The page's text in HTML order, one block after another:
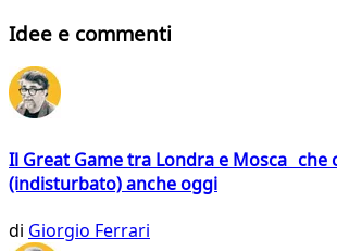
Idee e commenti
Il Great Game tra Londra e Mosca che
(indisturbato) anche oggi
di Giorgio Ferrari